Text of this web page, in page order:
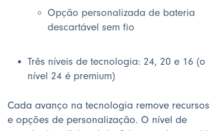
Opção personalizada de bateria
descartável sem fio
Três níveis de tecnologia: 24, 20 e 16 (o
nível 24 é premium)
Cada avanço na tecnologia remove recursos
e opções de personalização. O nível de